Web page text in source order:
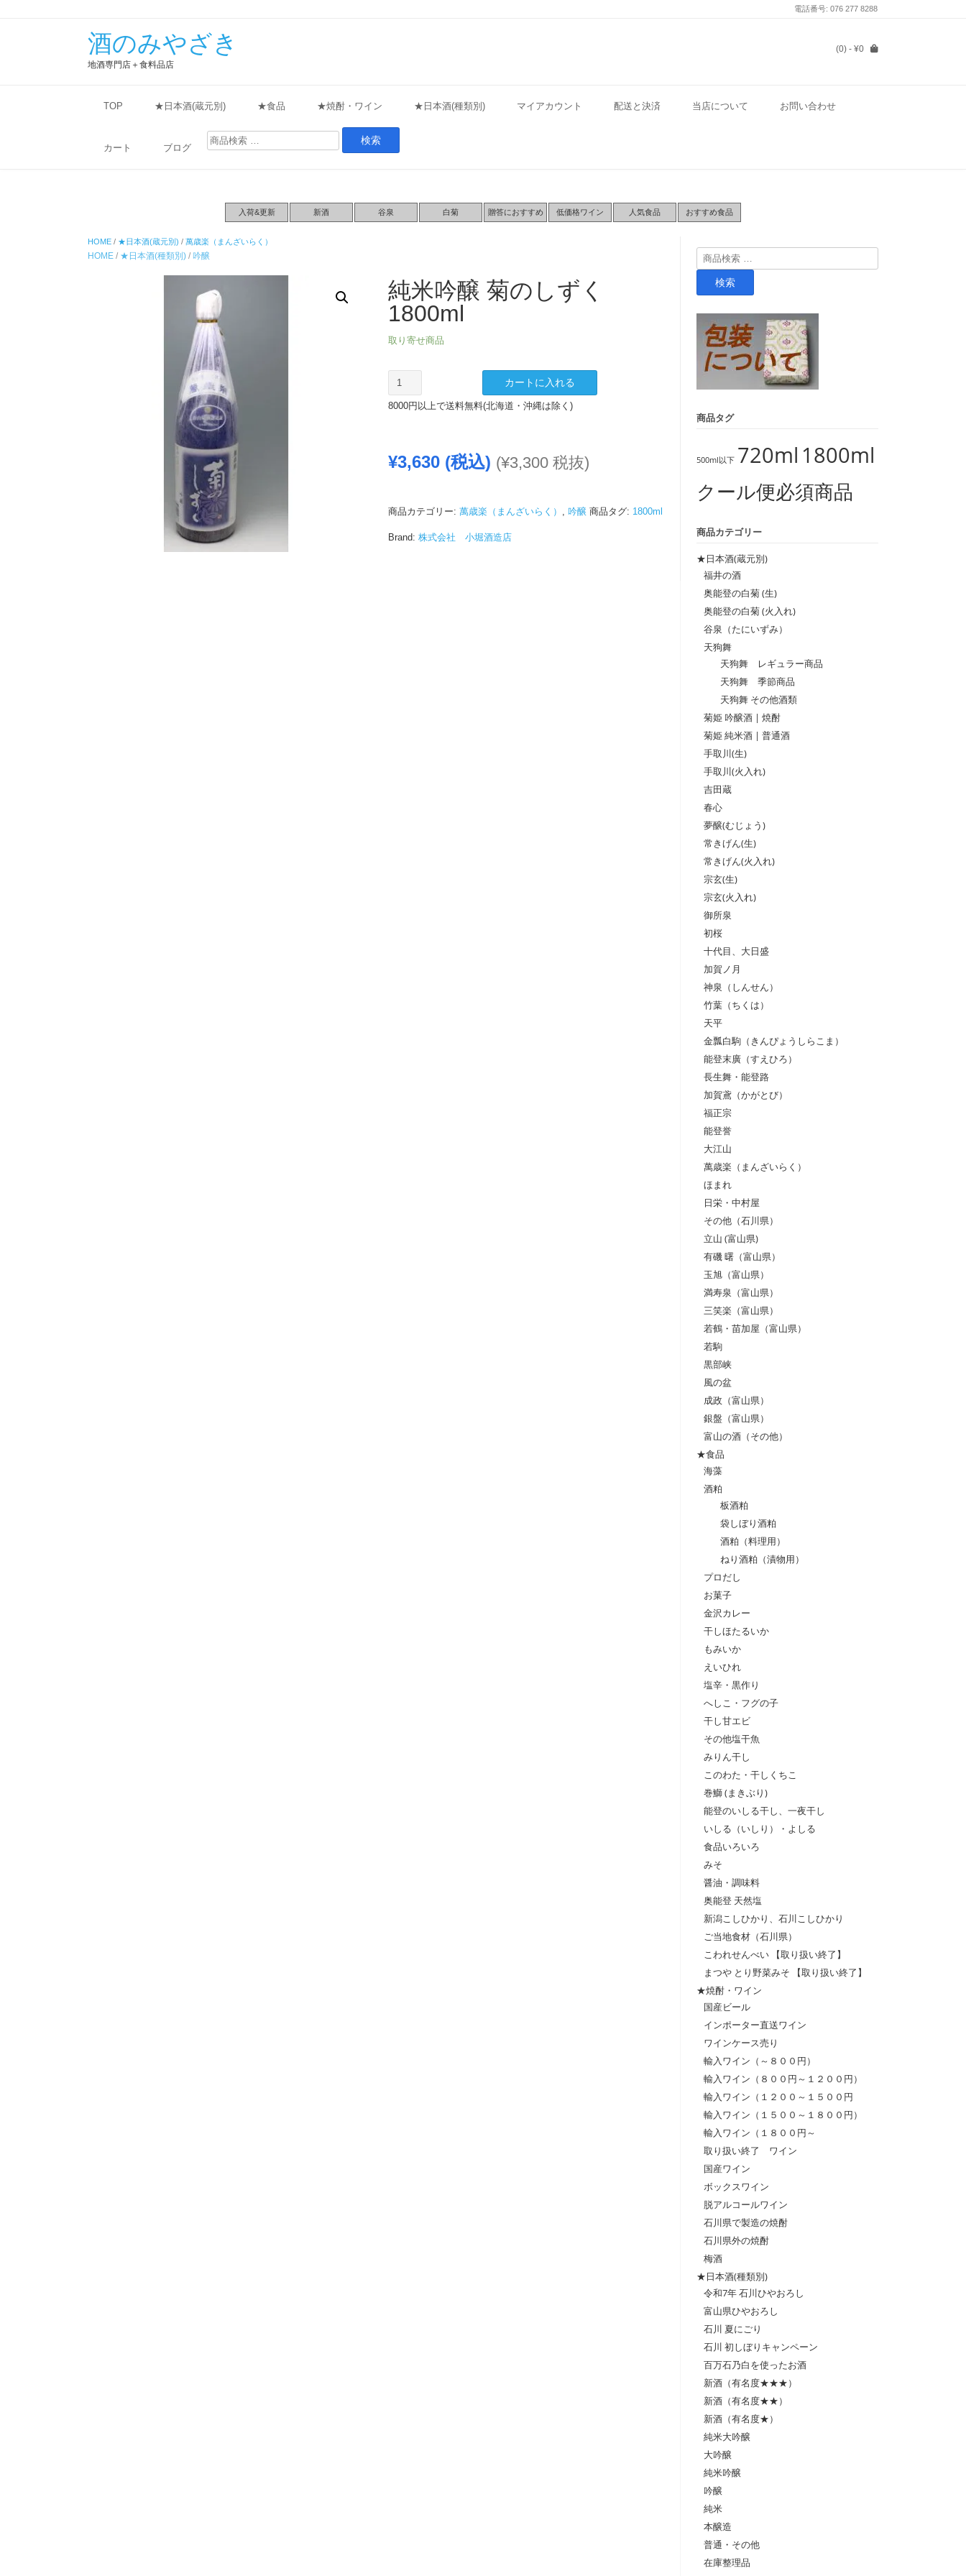
電話番号: 076 277 8288
酒のみやざき
地酒専門店＋食料品店
(0) - ¥0
TOP ★日本酒(蔵元別) ★食品 ★焼酎・ワイン ★日本酒(種類別) マイアカウント 配送と決済 当店について お問い合わせ
カート ブログ
検
索
入荷&更新 新酒 谷泉 白菊 贈答におすすめ 低価格ワイン 人気食品 おすすめ食品
HOME / ★日本酒(蔵元別) / 萬歳楽（まんざいらく）
HOME / ★日本酒(種類別) / 吟醸
純米吟醸 菊のしずく
1800ml
取り寄せ商品
米
吟
の
く
個
カートに入れる
8000円以上で送料無料(北海道・沖縄は除く)
¥3,630(税込) (¥3,300税抜)
商品カテゴリー: 萬歳楽（まんざいらく） , 吟醸 商品タグ: 1800ml
Brand: 株式会社 小堀酒造店
検
索
検索
商品タグ
500ml以下 720ml 1800ml
クール便必須商品
商品カテゴリー
★日本酒(蔵元別)
福井の酒
奥能登の白菊 (生)
奥能登の白菊 (火入れ)
谷泉（たにいずみ）
天狗舞
天狗舞 レギュラー商品
天狗舞 季節商品
天狗舞 その他酒類
菊姫 吟醸酒 | 焼酎
菊姫 純米酒 | 普通酒
手取川(生)
手取川(火入れ)
吉田蔵
春心
夢醸(むじょう)
常きげん(生)
常きげん(火入れ)
宗玄(生)
宗玄(火入れ)
御所泉
初桜
十代目、大日盛
加賀ノ月
神泉（しんせん）
竹葉（ちくは）
天平
金瓢白駒（きんぴょうしらこま）
能登末廣（すえひろ）
長生舞・能登路
加賀鳶（かがとび）
福正宗
能登誉
大江山
萬歳楽（まんざいらく）
ほまれ
日栄・中村屋
その他（石川県）
立山 (富山県)
有磯 曙（富山県）
玉旭（富山県）
満寿泉（富山県）
三笑楽（富山県）
若鶴・苗加屋（富山県）
若駒
黒部峡
風の盆
成政（富山県）
銀盤（富山県）
富山の酒（その他）
★食品
海藻
酒粕
板酒粕
袋しぼり酒粕
酒粕（料理用）
ねり酒粕（漬物用）
プロだし
お菓子
金沢カレー
干しほたるいか
もみいか
えいひれ
塩辛・黒作り
へしこ・フグの子
干し甘エビ
その他塩干魚
みりん干し
このわた・干しくちこ
巻鰤 (まきぶり)
能登のいしる干し、一夜干し
いしる（いしり）・よしる
食品いろいろ
みそ
醤油・調味料
奥能登 天然塩
新潟こしひかり、石川こしひかり
ご当地食材（石川県）
こわれせんべい 【取り扱い終了】
まつや とり野菜みそ 【取り扱い終了】
★焼酎・ワイン
国産ビール
インポーター直送ワイン
ワインケース売り
輸入ワイン（～８００円）
輸入ワイン（８００円～１２００円）
輸入ワイン（１２００～１５００円
輸入ワイン（１５００～１８００円）
輸入ワイン（１８００円～
取り扱い終了 ワイン
国産ワイン
ボックスワイン
脱アルコールワイン
石川県で製造の焼酎
石川県外の焼酎
梅酒
★日本酒(種類別)
令和7年 石川ひやおろし
富山県ひやおろし
石川 夏にごり
石川 初しぼりキャンペーン
百万石乃白を使ったお酒
新酒（有名度★★★）
新酒（有名度★★）
新酒（有名度★）
純米大吟醸
大吟醸
純米吟醸
吟醸
純米
本醸造
普通・その他
在庫整理品